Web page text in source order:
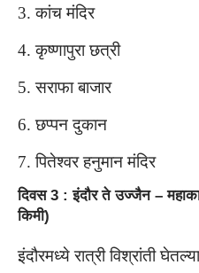
कांच मंदिर
कृष्णापुरा छत्री
सराफा बाजार
छप्पन दुकान
पितेश्वर हनुमान मंदिर
दिवस 3 : इंदौर ते उज्जैन –
किमी)
इंदौरमध्ये रात्री विश्रांती